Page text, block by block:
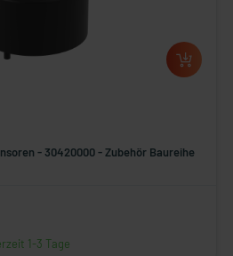
- 30420000 - Zubehör Baureihe
1-3 Tage